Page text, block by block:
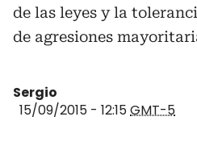
de las leyes y la
de agresiones
Sergio
15/09/2015 - 12:15GMT-5